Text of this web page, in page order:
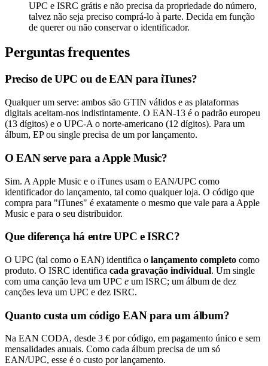
UPC e ISRC grátis e não precisa da propriedade do número,
talvez não seja preciso comprá-lo à parte. Decida em função
de querer ou não conservar o identificador.
Perguntas frequentes
Preciso de UPC ou de EAN para iTunes?
Qualquer um serve: ambos são GTIN válidos e as plataformas
digitais aceitam-nos indistintamente. O EAN-13 é o padrão europeu
(13 dígitos) e o UPC-A o norte-americano (12 dígitos). Para um
álbum, EP ou single precisa de um por lançamento.
O EAN serve para a Apple Music?
Sim. A Apple Music e o iTunes usam o EAN/UPC como
identificador do lançamento, tal como qualquer loja. O código que
compra para "iTunes" é exatamente o mesmo que vale para a Apple
Music e para o seu distribuidor.
Que diferença há entre UPC e ISRC?
O UPC (tal como o EAN) identifica o lançamento completo como
produto. O ISRC identifica cada gravação individual. Um single
com uma canção leva um UPC e um ISRC; um álbum de dez
canções leva um UPC e dez ISRC.
Quanto custa um código EAN para um álbum?
Na EAN CODA, desde 3 € por código, em pagamento único e sem
mensalidades anuais. Como cada álbum precisa de um só
EAN/UPC, esse é o custo por lançamento.